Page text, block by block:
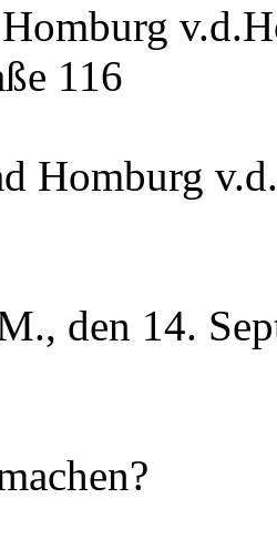
116
Homburg
den 14.